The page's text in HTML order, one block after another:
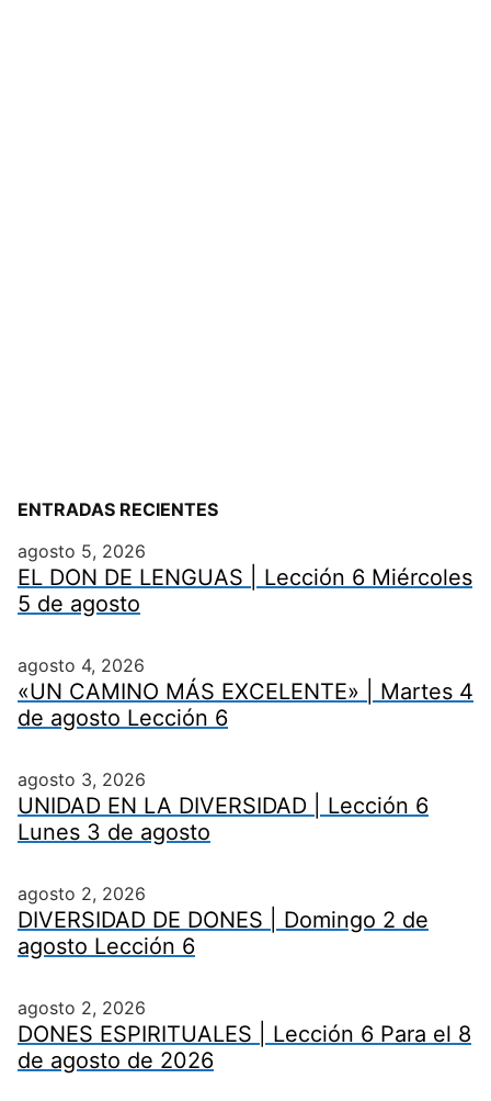
ENTRADAS RECIENTES
agosto 5, 2026
EL DON DE LENGUAS | Lección 6 Miércoles
5 de agosto
agosto 4, 2026
«UN CAMINO MÁS EXCELENTE» | Martes 4
de agosto Lección 6
agosto 3, 2026
UNIDAD EN LA DIVERSIDAD | Lección 6
Lunes 3 de agosto
agosto 2, 2026
DIVERSIDAD DE DONES | Domingo 2 de
agosto Lección 6
agosto 2, 2026
DONES ESPIRITUALES | Lección 6 Para el 8
de agosto de 2026